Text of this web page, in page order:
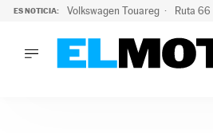
ES NOTICIA: Volkswagen Touareg Ruta 66